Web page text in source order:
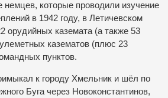
которые проводили изучение
в 1942 году, в Летичевском
орудийных каземата (а также 53
казематов (плюс 23
пунктов.
к городу Хмельник и шёл по
Буга через Новоконстантинов,